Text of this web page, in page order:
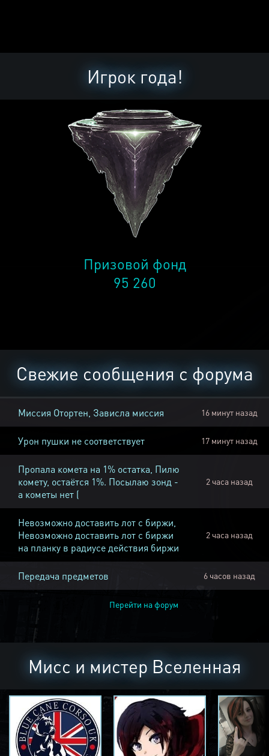
Игрок года!
Призовой фонд
95 260
Свежие сообщения с форума
Миссия Отортен, Зависла миссия 16 минут назад
Урон пушки не соответствует 17 минут назад
Пропала комета на 1% остатка, Пилю
комету, остаётся 1%. Посылаю зонд -
а кометы нет (
2 часа назад
Невозможно доставить лот с биржи,
Невозможно доставить лот с биржи
на планку в радиусе действия биржи
2 часа назад
Передача предметов 6 часов назад
Перейти на форум
Мисс и мистер Вселенная